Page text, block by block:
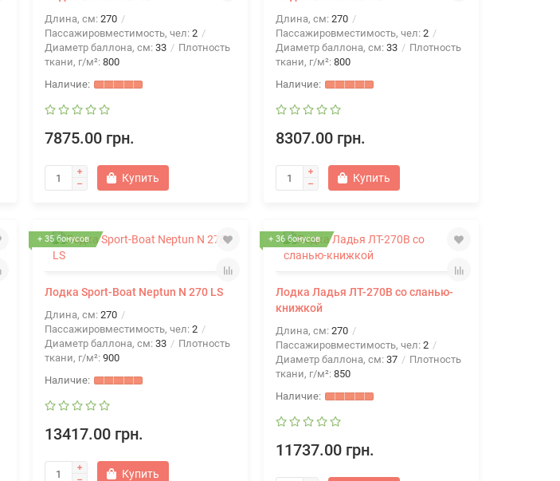
Длина, см: 270
Пассажировместимость, чел: 2
Диаметр баллона, см: 33
Плотность
ткани, г/м²: 800
7875.00 грн.
Купить
Длина, см: 270
Пассажировместимость, чел: 2
Диаметр баллона, см: 33
Плотность
ткани, г/м²: 800
8307.00 грн.
Купить
+ 35 бонусов
Лодка Sport-Boat Neptun N 270 LS
Длина, см: 270
Пассажировместимость, чел: 2
Диаметр баллона, см: 33
Плотность
ткани, г/м²: 900
13417.00 грн.
Купить
+ 36 бонусов
Лодка Ладья ЛТ-270В со сланью-
книжкой
Длина, см: 270
Пассажировместимость, чел: 2
Диаметр баллона, см: 37
Плотность
ткани, г/м²: 850
11737.00 грн.